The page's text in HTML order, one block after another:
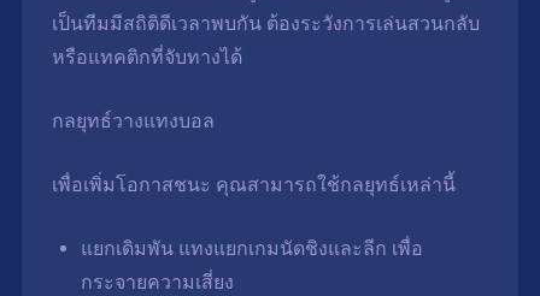
เป็นทีมมีสถิติดีเวลาพบกัน ต้องระวังการเล่นสวนกลับ
หรือแทคติกที่จับทางได้
กลยุทธ์วางแทงบอล
เพื่อเพิ่มโอกาสชนะ คุณสามารถใช้กลยุทธ์เหล่านี้
แยกเดิมพัน แทงแยกเกมนัดชิงและลีก เพื่อ
กระจายความเสี่ยง